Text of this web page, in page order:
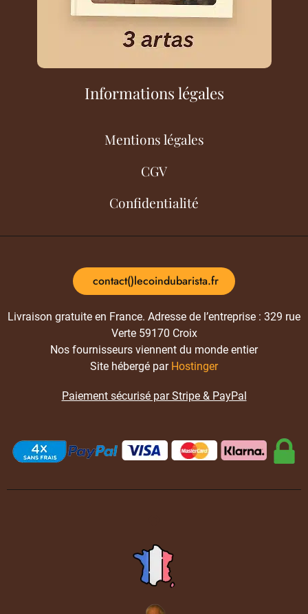
Informations légales
Mentions légales
CGV
Confidentialité
contact()lecoindubarista.fr
Livraison gratuite en France. Adresse de l’entreprise : 329 rue
Verte 59170 Croix
Nos fournisseurs viennent du monde entier
Site hébergé par Hostinger
Paiement sécurisé par Stripe & PayPal